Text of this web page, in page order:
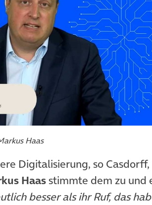
Haas
Digitalisierung, so Casdorff,
Haasstimmte dem zu und
besser als ihr Ruf, das